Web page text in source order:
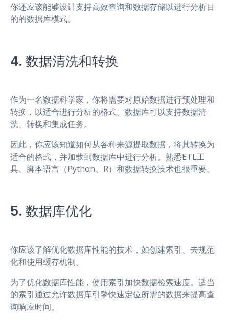
你还应该能够设计支持高效查询和数据存储以进行分析目
的的数据库模式。
4. 数据清洗和转换
作为一名数据科学家，你将需要对原始数据进行预处理和
转换，以适合进行分析的格式。数据库可以支持数据清
洗、转换和集成任务。
因此，你应该知道如何从各种来源提取数据，将其转换为
适合的格式，并加载到数据库中进行分析。熟悉ETL工
具、脚本语言（Python、R）和数据转换技术也很重要。
5. 数据库优化
你应该了解优化数据库性能的技术，如创建索引、去规范
化和使用缓存机制。
为了优化数据库性能，使用索引加快数据检索速度。适当
的索引通过允许数据库引擎快速定位所需的数据来提高查
询响应时间。